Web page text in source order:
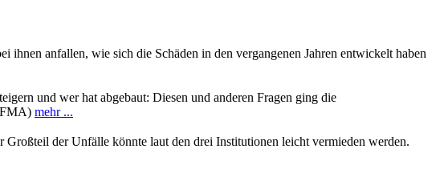
anfallen, wie sich die Schäden in den vergangenen Jahren entwickelt haben
und wer hat abgebaut: Diesen und anderen Fragen ging die
FMA) mehr ...
der Unfälle könnte laut den drei Institutionen leicht vermieden werden.